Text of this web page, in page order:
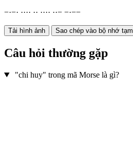
−·−· ···· ·· ···· ··− −·−−
Tải hình ảnh Sao chép vào bộ nhớ tạm
Câu hỏi thường gặp
"chi huy" trong mã Morse là gì?